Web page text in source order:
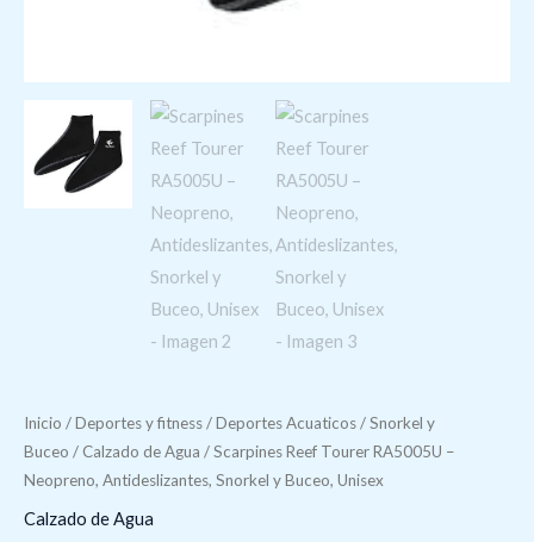
Inicio /Deportes y fitness/Deportes Acuaticos/Snorkel y
Buceo / Calzado de Agua / Scarpines Reef Tourer RA5005U –
Neopreno, Antideslizantes, Snorkel y Buceo, Unisex
Calzado de Agua